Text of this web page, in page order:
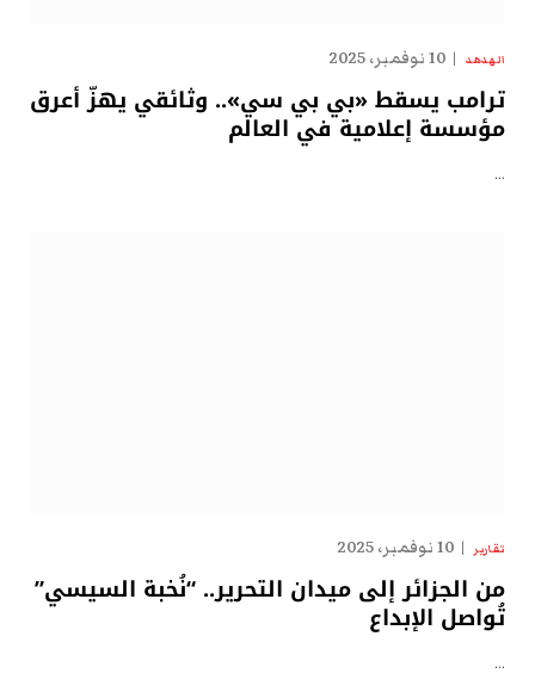
الهدهد 10 نوفمبر، 2025
ترامب يسقط «بي بي سي».. وثائقي يهزّ أعرق
مؤسسة إعلامية في العالم
…
تقارير 10 نوفمبر، 2025
من الجزائر إلى ميدان التحرير.. “نُخبة السيسي”
تُواصل الإبداع
…